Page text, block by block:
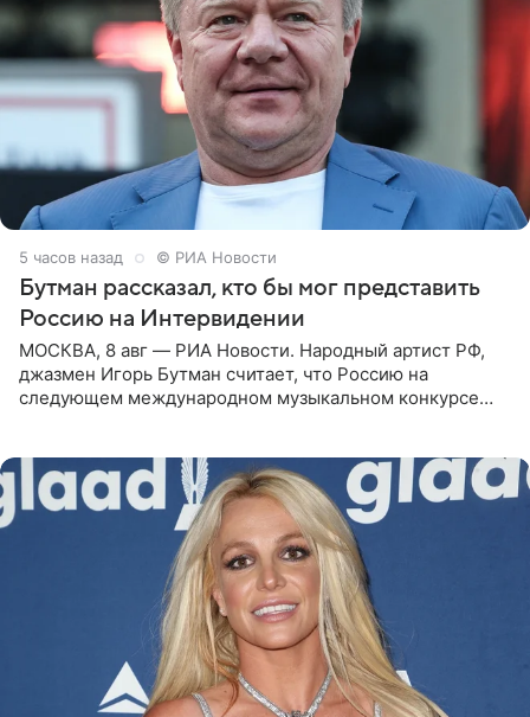
5 часов назад © РИА Новости
Бутман рассказал, кто бы мог представить
Россию на Интервидении
МОСКВА, 8 авг — РИА Новости. Народный артист РФ,
джазмен Игорь Бутман считает, что Россию на
следующем международном музыкальном конкурсе